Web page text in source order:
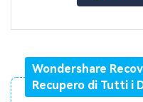
Wondershare
Recupero di Tutti i